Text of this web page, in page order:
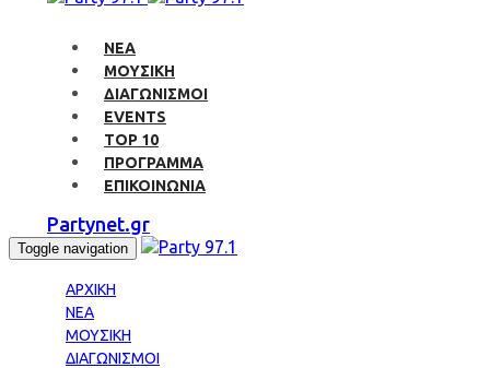
ΝΕΑ
ΜΟΥΣΙΚΗ
ΔΙΑΓΩΝΙΣΜΟΙ
EVENTS
TOP 10
ΠΡΟΓΡΑΜΜΑ
ΕΠΙΚΟΙΝΩΝΙΑ
Partynet.gr
Toggle navigation
ΑΡΧΙΚΗ
ΝΕΑ
ΜΟΥΣΙΚΗ
ΔΙΑΓΩΝΙΣΜΟΙ